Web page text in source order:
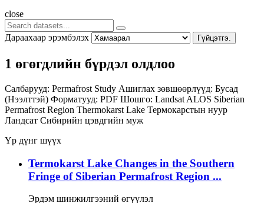
close
Дараахаар эрэмбэлэх Гүйцэтгэ.
1 өгөгдлийн бүрдэл олдлоо
Салбарууд: Permafrost Study Ашиглах зөвшөөрлүүд: Бусад
(Нээлттэй) Форматууд: PDF Шошго: Landsat ALOS Siberian
Permafrost Region Thermokarst Lake Термокарстын нуур
Ландсат Сибирийн цэвдгийн муж
Үр дүнг шүүх
Termokarst Lake Changes in the Southern
Fringe of Siberian Permafrost Region ...
Эрдэм шинжилгээний өгүүлэл